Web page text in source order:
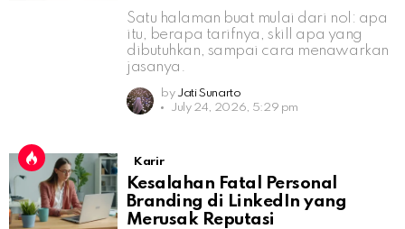
Satu halaman buat mulai dari nol: apa
itu, berapa tarifnya, skill apa yang
dibutuhkan, sampai cara menawarkan
jasanya.
by Jati Sunarto
July 24, 2026, 5:29 pm
Karir
Kesalahan Fatal Personal
Branding di LinkedIn yang
Merusak Reputasi